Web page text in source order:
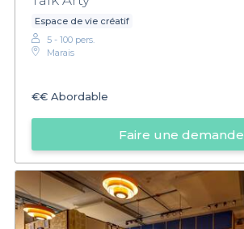
Espace de vie créatif
5 - 100 pers.
Marais
€€ Abordable
Faire une demande